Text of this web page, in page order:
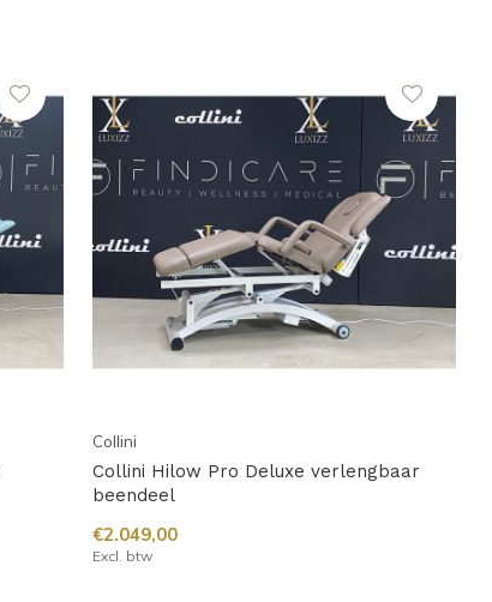
Collini
Collini Hilow Pro Deluxe verlengbaar
beendeel
€2.049,00
Excl. btw